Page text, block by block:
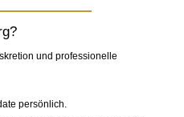
und professionelle
persönlich.